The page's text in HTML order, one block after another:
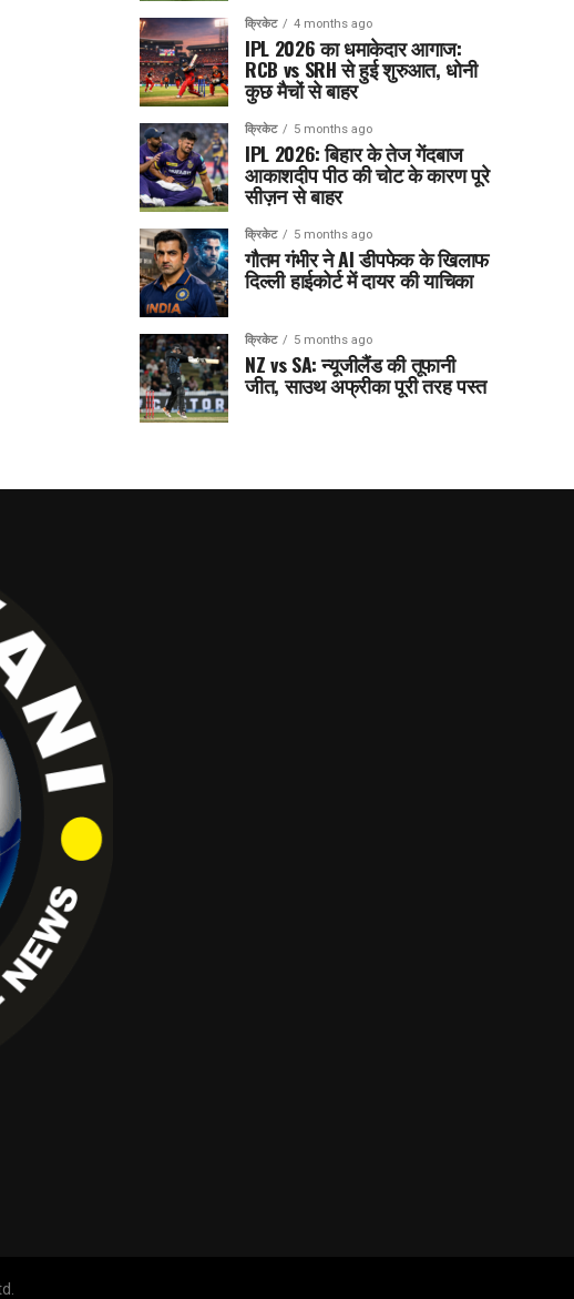
क्रिकेट 4 months ago
IPL 2026 का धमाकेदार आगाज:
RCB vs SRH से हुई शुरुआत, धोनी
कुछ मैचों से बाहर
क्रिकेट 5 months ago
IPL 2026: बिहार के तेज गेंदबाज
आकाशदीप पीठ की चोट के कारण पूरे
सीज़न से बाहर
क्रिकेट 5 months ago
गौतम गंभीर ने AI डीपफेक के खिलाफ
दिल्ली हाईकोर्ट में दायर की याचिका
क्रिकेट 5 months ago
NZ vs SA: न्यूजीलैंड की तूफानी
जीत, साउथ अफ्रीका पूरी तरह पस्त